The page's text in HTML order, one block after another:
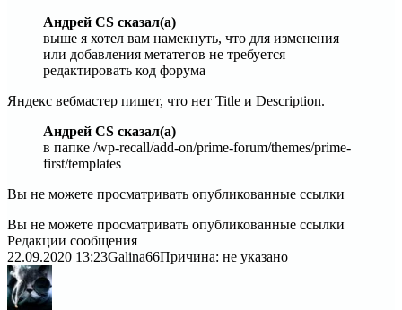
Андрей CS сказал(а)
выше я хотел вам намекнуть, что для изменения
или добавления метатегов не требуется
редактировать код форума
Яндекс вебмастер пишет, что нет Title и Description.
Андрей CS сказал(а)
в папке /wp-recall/add-on/prime-forum/themes/prime-
first/templates
Вы не можете просматривать опубликованные ссылки
Вы не можете просматривать опубликованные ссылки
Редакции сообщения
22.09.2020 13:23Galina66Причина: не указано